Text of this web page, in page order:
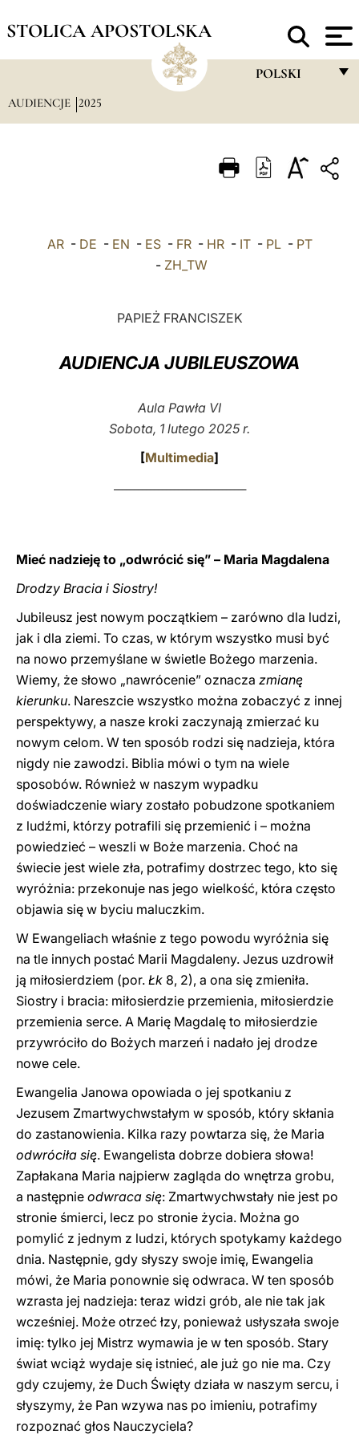
STOLICA APOSTOLSKA
POLSKI
ITALIANO
中文
AUDIENCJE 2025
AR- DE - EN - ES- FR- HR- IT- PL- PT
- ZH_TW
PAPIEŻ FRANCISZEK
AUDIENCJA JUBILEUSZOWA
Aula Pawła VI
Sobota, 1 lutego 2025 r.
[Multimedia]
Mieć nadzieję to „odwrócić się” – Maria Magdalena
Drodzy Bracia i Siostry!
Jubileusz jest nowym początkiem – zarówno dla ludzi,
jak i dla ziemi. To czas, w którym wszystko musi być
na nowo przemyślane w świetle Bożego marzenia.
Wiemy, że słowo „nawrócenie” oznacza zmianę
kierunku. Nareszcie wszystko można zobaczyć z innej
perspektywy, a nasze kroki zaczynają zmierzać ku
nowym celom. W ten sposób rodzi się nadzieja, która
nigdy nie zawodzi. Biblia mówi o tym na wiele
sposobów. Również w naszym wypadku
doświadczenie wiary zostało pobudzone spotkaniem
z ludźmi, którzy potrafili się przemienić i – można
powiedzieć – weszli w Boże marzenia. Choć na
świecie jest wiele zła, potrafimy dostrzec tego, kto się
wyróżnia: przekonuje nas jego wielkość, która często
objawia się w byciu maluczkim.
W Ewangeliach właśnie z tego powodu wyróżnia się
na tle innych postać Marii Magdaleny. Jezus uzdrowił
ją miłosierdziem (por. Łk 8, 2), a ona się zmieniła.
Siostry i bracia: miłosierdzie przemienia, miłosierdzie
przemienia serce. A Marię Magdalę to miłosierdzie
przywróciło do Bożych marzeń i nadało jej drodze
nowe cele.
Ewangelia Janowa opowiada o jej spotkaniu z
Jezusem Zmartwychwstałym w sposób, który skłania
do zastanowienia. Kilka razy powtarza się, że Maria
odwróciła się. Ewangelista dobrze dobiera słowa!
Zapłakana Maria najpierw zagląda do wnętrza grobu,
a następnie odwraca się: Zmartwychwstały nie jest po
stronie śmierci, lecz po stronie życia. Można go
pomylić z jednym z ludzi, których spotykamy każdego
dnia. Następnie, gdy słyszy swoje imię, Ewangelia
mówi, że Maria ponownie się odwraca. W ten sposób
wzrasta jej nadzieja: teraz widzi grób, ale nie tak jak
wcześniej. Może otrzeć łzy, ponieważ usłyszała swoje
imię: tylko jej Mistrz wymawia je w ten sposób. Stary
świat wciąż wydaje się istnieć, ale już go nie ma. Czy
gdy czujemy, że Duch Święty działa w naszym sercu, i
słyszymy, że Pan wzywa nas po imieniu, potrafimy
rozpoznać głos Nauczyciela?